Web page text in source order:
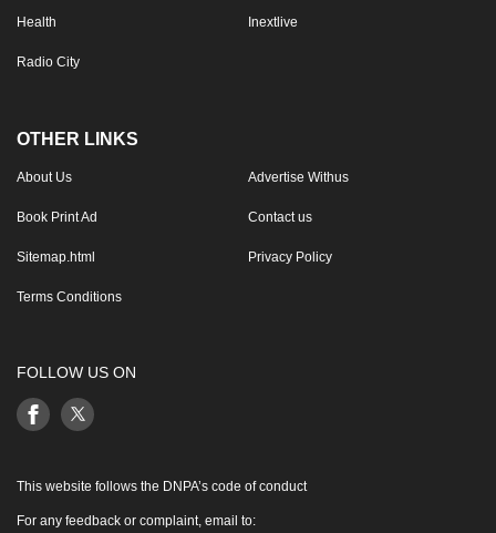
Health Inextlive
Radio City
OTHER LINKS
About Us Advertise Withus
Book Print Ad Contact us
Sitemap.html Privacy Policy
Terms Conditions
FOLLOW US ON
This website follows the DNPA’s code of conduct
For any feedback or complaint, email to: